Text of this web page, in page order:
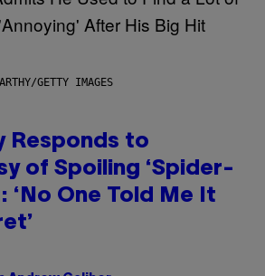
GETTY IMAGES
Responds to
of Spoiling ‘Spider-
‘No One Told Me It